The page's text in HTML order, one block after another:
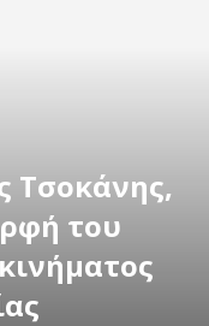
Τσοκάνης,
του